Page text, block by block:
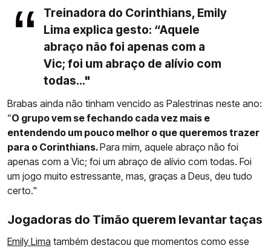
Treinadora do Corinthians, Emily
Lima explica gesto: “Aquele
abraço não foi apenas com a
Vic; foi um abraço de alívio com
todas..."
Brabas ainda não tinham vencido as Palestrinas neste ano:
“O grupo vem se fechando cada vez mais e
entendendo um pouco melhor o que queremos trazer
para o Corinthians.Para mim, aquele abraço não foi
apenas com a Vic; foi um abraço de alívio com todas. Foi
um jogo muito estressante, mas, graças a Deus, deu tudo
certo."
Jogadoras do Timão querem levantar taças
Emily Lima também destacou que momentos como esse